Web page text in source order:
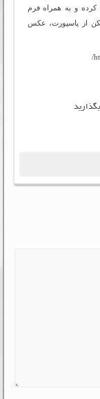
کرده و به همراه فرم
از پاسپورت، عکس